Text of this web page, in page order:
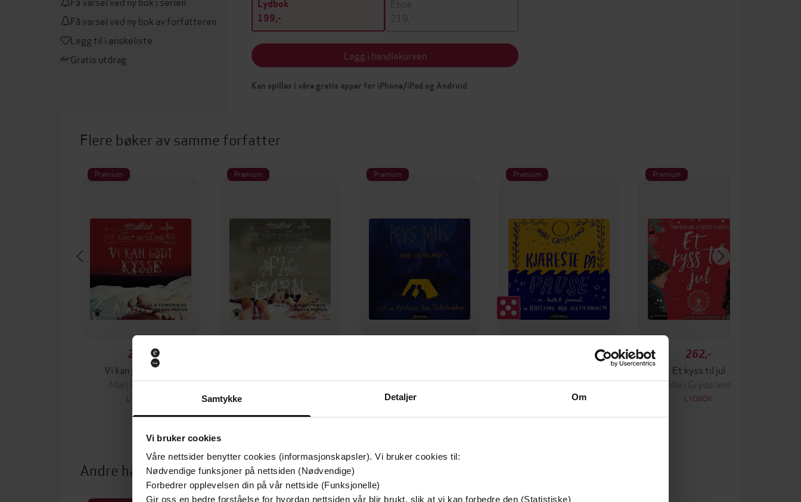
Samtykke Detaljer Om
Vi bruker cookies
Våre nettsider benytter cookies (informasjonskapsler). Vi bruker cookies til:
Nødvendige funksjoner på nettsiden (Nødvendige)
Forbedrer opplevelsen din på vår nettside (Funksjonelle)
Gir oss en bedre forståelse for hvordan nettsiden vår blir brukt, slik at vi kan forbedre den (Statistiske)
Få varsel ved ny bok av forfatteren
Legg til i ønskeliste
Gratis utdrag
Lydbok
199,-
Ebok
219,-
Legg i handlekurven
Kan spilles i våre gratis apper for iPhone/iPad og Android
Flere bøker av samme forfatter
Premium
299,-
Vi kan godt kysse
Mari Grydeland
LYDBOK
Premium
Mari Grydeland
Premium
Mari Grydeland
LYDBOK
Premium
Mari Grydeland
LYDBOK
Premium
262,-
Et kyss til jul
Mari Grydeland
LYDBOK
Andre har også kjøpt